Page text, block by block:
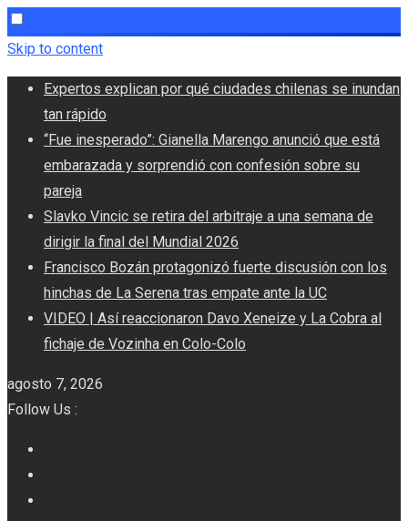
Skip to content
Expertos explican por qué ciudades chilenas se inundan
tan rápido
“Fue inesperado”: Gianella Marengo anunció que está
embarazada y sorprendió con confesión sobre su
pareja
Slavko Vincic se retira del arbitraje a una semana de
dirigir la final del Mundial 2026
Francisco Bozán protagonizó fuerte discusión con los
hinchas de La Serena tras empate ante la UC
VIDEO | Así reaccionaron Davo Xeneize y La Cobra al
fichaje de Vozinha en Colo-Colo
agosto 7, 2026
Follow Us :